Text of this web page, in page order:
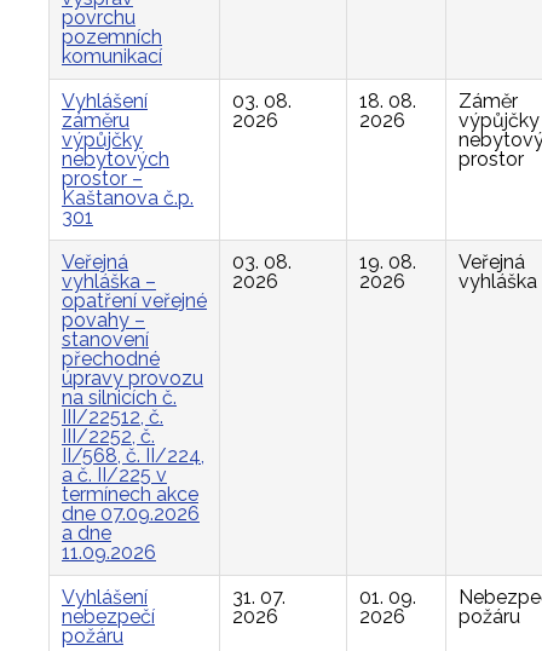
povrchu
pozemních
komunikací
Vyhlášení
záměru
výpůjčky
nebytových
prostor –
Kaštanova č.p.
301
03. 08.
2026
18. 08.
2026
Záměr
výpůjčky
prostor
Veřejná
vyhláška –
opatření veřejné
povahy –
stanovení
přechodné
úpravy provozu
na silnicích č.
III/22512, č.
III/2252, č.
II/568, č. II/224,
a č. II/225 v
termínech akce
dne 07.09.2026
a dne
11.09.2026
03. 08.
2026
19. 08.
2026
Veřejná
vyhláška
Vyhlášení
nebezpečí
požáru
31. 07.
2026
01. 09.
2026
požáru